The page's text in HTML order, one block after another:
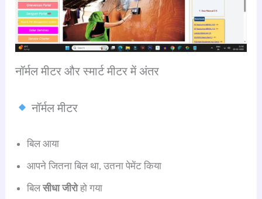
नॉर्मल मीटर और स्मार्ट मीटर में अंतर
नॉर्मल मीटर
बिल आया
आपने जितना बिल था, उतना पेमेंट किया
बिलसीधा जीरोहो गया